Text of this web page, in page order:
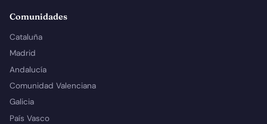
Comunidades
Cataluña
Madrid
Andalucía
Comunidad Valenciana
Galicia
País Vasco